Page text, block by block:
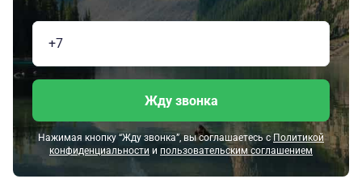
Жду звонка
Нажимая кнопку “Жду звонка”, вы соглашаетесь с Политикой
конфиденциальности и пользовательским соглашением